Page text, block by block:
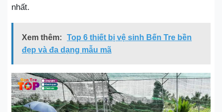
nhất.
Xem thêm:
Top 6 thiết bị vệ sinh Bến Tre bền
đẹp và đa dạng mẫu mã